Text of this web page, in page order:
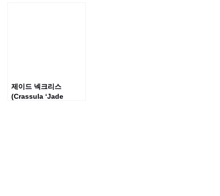
제이드 넥크리스
(Crassula ‘Jade